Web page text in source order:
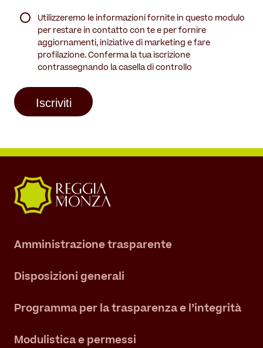
Utilizzeremo le informazioni fornite in questo modulo
per restare in contatto con te e per fornire
aggiornamenti, iniziative di marketing e fare
profilazione. Conferma la tua iscrizione
contrassegnando la casella di controllo
Amministrazione trasparente
Disposizioni generali
Programma per la trasparenza e l’integrità
Modulistica e permessi